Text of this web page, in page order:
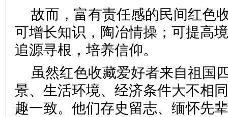
故而，富有责任感的民间红色
可增长知识，陶冶情操；可提高
追源寻根，培养信仰。
虽然红色收藏爱好者来自祖国
景、生活环境、经济条件大不相
趣一致。他们存史留志、缅怀先